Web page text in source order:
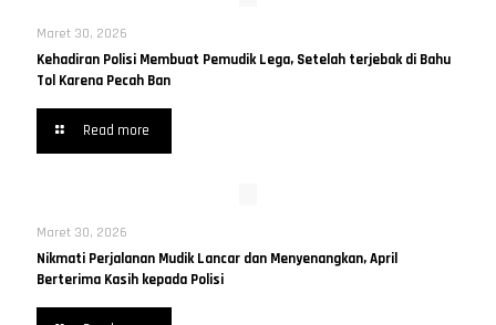
Maret 30, 2026
Kehadiran Polisi Membuat Pemudik Lega, Setelah terjebak di Bahu
Tol Karena Pecah Ban
Read more
Maret 30, 2026
Nikmati Perjalanan Mudik Lancar dan Menyenangkan, April
Berterima Kasih kepada Polisi